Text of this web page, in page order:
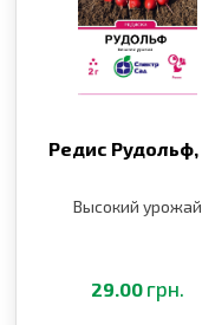
Редис Рудольф,
Высокий урожай
29.00 грн.